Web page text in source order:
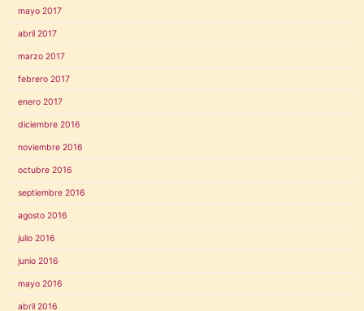
mayo 2017
abril 2017
marzo 2017
febrero 2017
enero 2017
diciembre 2016
noviembre 2016
octubre 2016
septiembre 2016
agosto 2016
julio 2016
junio 2016
mayo 2016
abril 2016